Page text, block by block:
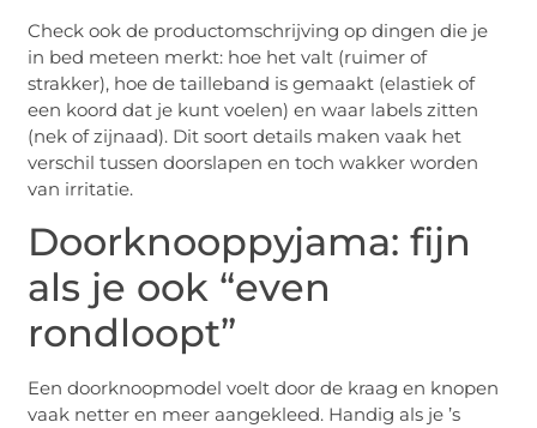
Check ook de productomschrijving op dingen die je
in bed meteen merkt: hoe het valt (ruimer of
strakker), hoe de tailleband is gemaakt (elastiek of
een koord dat je kunt voelen) en waar labels zitten
(nek of zijnaad). Dit soort details maken vaak het
verschil tussen doorslapen en toch wakker worden
van irritatie.
Doorknooppyjama: fijn
als je ook “even
rondloopt”
Een doorknoopmodel voelt door de kraag en knopen
vaak netter en meer aangekleed. Handig als je ’s